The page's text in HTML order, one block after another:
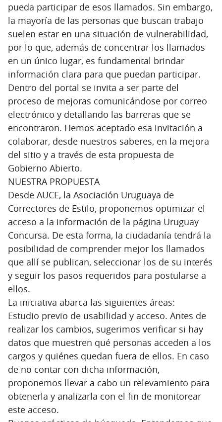
pueda participar de esos llamados. Sin embargo,
la mayoría de las personas que buscan trabajo
suelen estar en una situación de vulnerabilidad,
por lo que, además de concentrar los llamados
en un único lugar, es fundamental brindar
información clara para que puedan participar.
Dentro del portal se invita a ser parte del
proceso de mejoras comunicándose por correo
electrónico y detallando las barreras que se
encontraron. Hemos aceptado esa invitación a
colaborar, desde nuestros saberes, en la mejora
del sitio y a través de esta propuesta de
Gobierno Abierto.
NUESTRA PROPUESTA
Desde AUCE, la Asociación Uruguaya de
Correctores de Estilo, proponemos optimizar el
acceso a la información de la página Uruguay
Concursa. De esta forma, la ciudadanía tendrá la
posibilidad de comprender mejor los llamados
que allí se publican, seleccionar los de su interés
y seguir los pasos requeridos para postularse a
ellos.
La iniciativa abarca las siguientes áreas:
Estudio previo de usabilidad y acceso. Antes de
realizar los cambios, sugerimos verificar si hay
datos que muestren qué personas acceden a los
cargos y quiénes quedan fuera de ellos. En caso
de no contar con dicha información,
proponemos llevar a cabo un relevamiento para
obtenerla y analizarla con el fin de monitorear
este acceso.